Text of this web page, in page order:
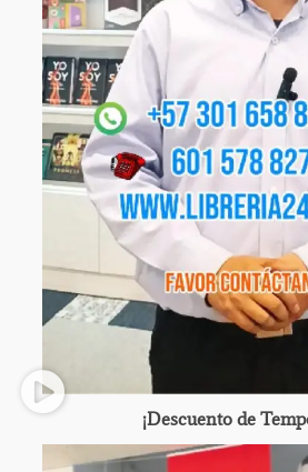
¡Descuento de